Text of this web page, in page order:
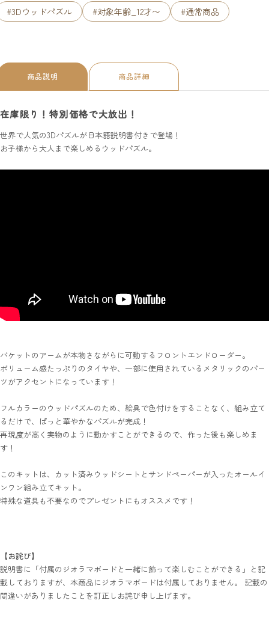
#3Dウッドパズル #対象年齢_12才〜 #通常商品
商品説明 商品詳細
在庫限り！特別価格で大放出！
世界で人気の3Dパズルが日本語説明書付きで登場！
お子様から大人まで楽しめるウッドパズル。
バケットのアームが本物さながらに可動するフロントエンドローダー。
ボリューム感たっぷりのタイヤや、一部に使用されているメタリックのパー
ツがアクセントになっています！
フルカラーのウッドパズルのため、絵具で色付けをすることなく、組み立て
るだけで、ぱっと華やかなパズルが完成！
再現度が高く実物のように動かすことができるので、作った後も楽しめま
す！
このキットは、カット済みウッドシートとサンドペーパーが入ったオールイ
ンワン組み立てキット。
特殊な道具も不要なのでプレゼントにもオススメです！
【お詫び】
説明書に「付属のジオラマボードと一緒に飾って楽しむことができる」と記
載しておりますが、本商品にジオラマボードは付属しておりません。 記載の
間違いがありましたことを訂正しお詫び申し上げます。